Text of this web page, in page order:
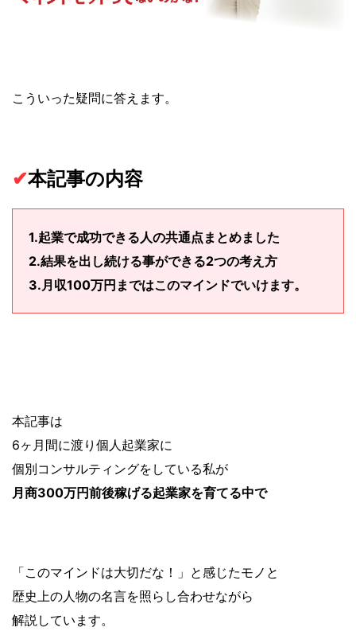
こういった疑問に答えます。
✔︎本記事の内容
1.起業で成功できる人の共通点まとめました
2.結果を出し続ける事ができる2つの考え方
3.月収100万円まではこのマインドでいけます。
本記事は
6ヶ月間に渡り個人起業家に
個別コンサルティングをしている私が
月商300万円前後稼げる起業家を育てる中で
「このマインドは大切だな！」と感じたモノと
歴史上の人物の名言を照らし合わせながら
解説しています。